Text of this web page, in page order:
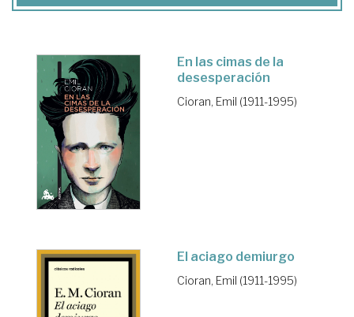
En las cimas de la
desesperación
Cioran, Emil (1911-1995)
El aciago demiurgo
Cioran, Emil (1911-1995)